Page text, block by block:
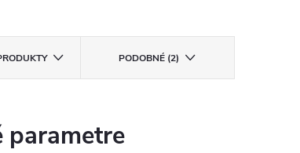
PODOBNÉ (2)
parametre